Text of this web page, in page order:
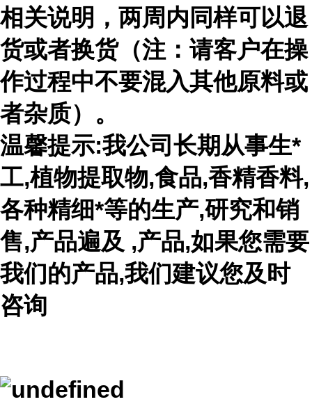
相关说明，两周内同样可以退
货或者换货（注：请客户在操
作过程中不要混入其他原料或
者杂质）。
温馨提示:我公司长期从事生*
工,植物提取物,食品,香精香料,
各种精细*等的生产,研究和销
售,产品遍及 ,产品,如果您需要
我们的产品,我们建议您及时
咨询